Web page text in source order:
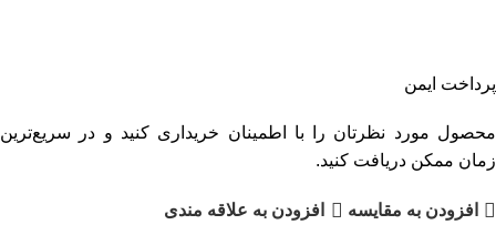
پرداخت ایمن
محصول مورد نظرتان را با اطمینان خریداری کنید و در سریع‌ترین
زمان ممکن دریافت کنید.
افزودن به مقایسه افزودن به علاقه مندی